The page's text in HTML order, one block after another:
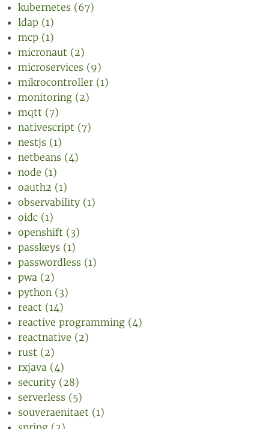
kubernetes (67)
ldap (1)
mcp (1)
micronaut (2)
microservices (9)
mikrocontroller (1)
monitoring (2)
mqtt (7)
nativescript (7)
nestjs (1)
netbeans (4)
node (1)
oauth2 (1)
observability (1)
oidc (1)
openshift (3)
passkeys (1)
passwordless (1)
pwa (2)
python (3)
react (14)
reactive programming (4)
reactnative (2)
rust (2)
rxjava (4)
security (28)
serverless (5)
souveraenitaet (1)